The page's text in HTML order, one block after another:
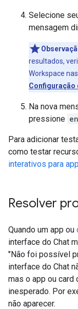
Selecione
mensagem
resultados,
Workspace
Configuração
Na nova
pressione
Para adicionar
como testar
interativos para
Resolver
Quando um app ou
interface do Chat
"Não foi possível
interface do Chat
mas o app ou card
inesperado. Por
não aparecer.